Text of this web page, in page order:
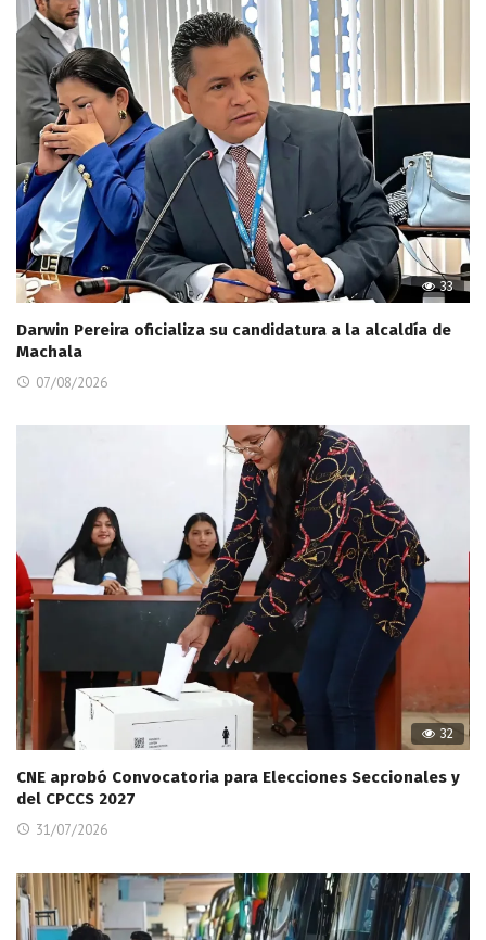
33
Darwin Pereira oficializa su candidatura a la alcaldía de
Machala
07/08/2026
32
CNE aprobó Convocatoria para Elecciones Seccionales y
del CPCCS 2027
31/07/2026